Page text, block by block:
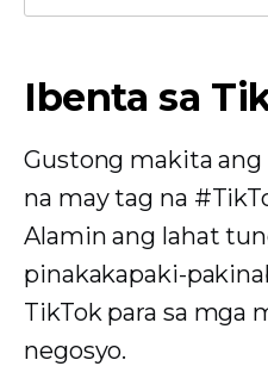
Ibenta sa
Gustong makita
na may tag na
Alamin ang lahat
pinakakapaki-
TikTok para sa mga
negosyo.